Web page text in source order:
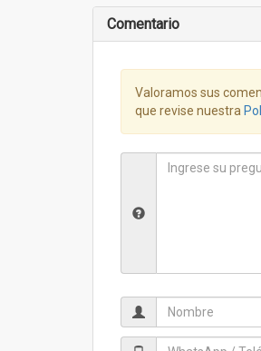
Comentario
Valoramos sus
que revise nuestra